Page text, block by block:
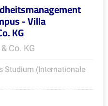
- Villa
KG
Co. KG
Studium (Internationale